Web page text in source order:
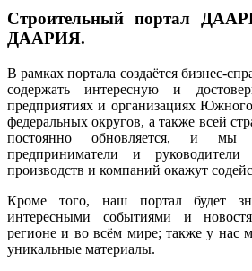
Строительный портал
ДААРИЯ.
В рамках портала создаётся бизнес-
содержать интересную и
предприятиях и организациях
федеральных округов, а также всей
постоянно обновляется, и мы
предприниматели и руководители
производств и компаний окажут
Кроме того, наш портал будет
интересными событиями и
регионе и во всём мире; также у нас
уникальные материалы.